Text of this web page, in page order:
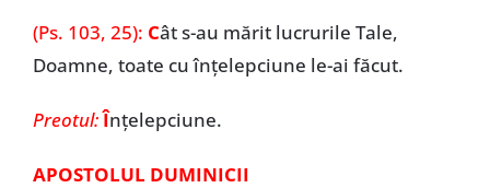
(Ps. 103, 25): Cât s-au mărit lucrurile Tale,
Doamne, toate cu înțelepciune le-ai făcut.
Preotul:Înțelepciune.
APOSTOLUL DUMINICII